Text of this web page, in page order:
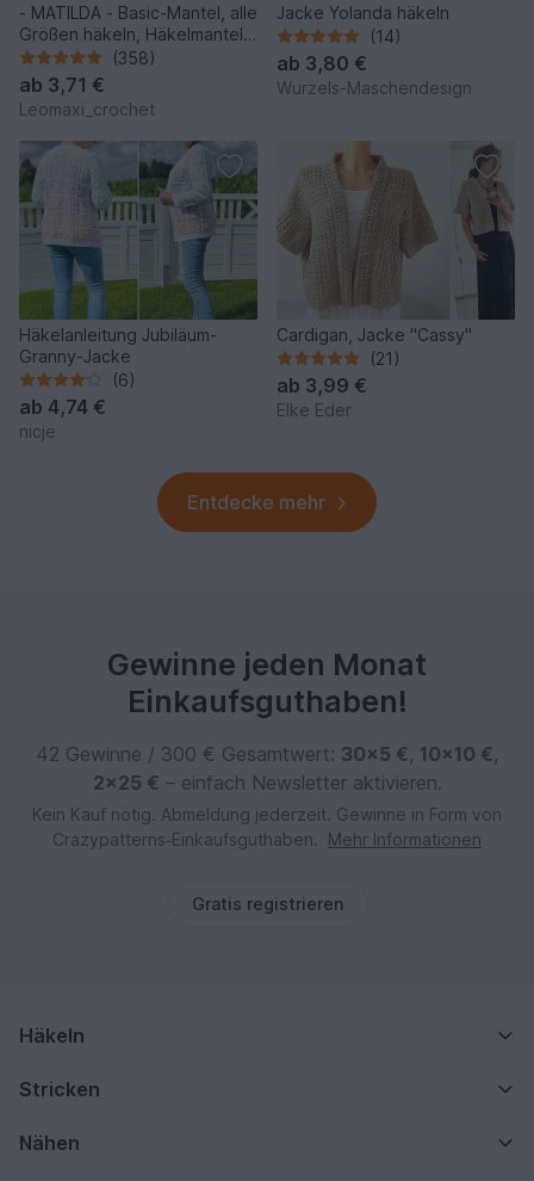
- MATILDA - Basic-Mantel, alle
Größen häkeln, Häkelmantel
mit Kapuze, RVO Raglan von
oben
(358)
ab 3,71 €
Leomaxi_crochet
Jacke Yolanda häkeln
(14)
ab 3,80 €
Wurzels-Maschendesign
Häkelanleitung Jubiläum-
Granny-Jacke
(6)
ab 4,74 €
nicje
Cardigan, Jacke "Cassy"
(21)
ab 3,99 €
Elke Eder
Entdecke mehr
Gewinne jeden Monat
Einkaufsguthaben!
42 Gewinne / 300 € Gesamtwert: 30×5 €, 10×10 €,
2×25 € – einfach Newsletter aktivieren.
Kein Kauf nötig. Abmeldung jederzeit. Gewinne in Form von
Crazypatterns‑Einkaufsguthaben.
Mehr Informationen
Gratis registrieren
Häkeln
Stricken
Nähen